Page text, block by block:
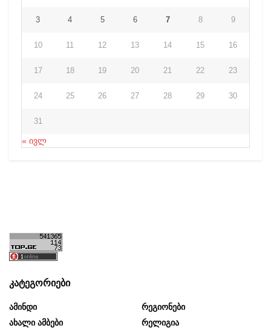
3 4 5 6 7 8 9
10 11 12 13 14 15 16
17 18 19 20 21 22 23
24 25 26 27 28 29 30
31
« ივლ
კატეგორიები
Ამინდი
Ახალი Ამბები
Რეგიონები
Რელიგია